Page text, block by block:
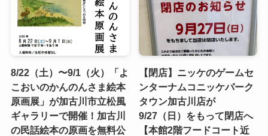
8/22（土）〜9/1（火）「よ
こおいのかんのんさま絵本
原画展」が加古川市立松風
ギャラリーで開催！加古川
の民話絵本の原画を無料公
【閉店】ニッケのゲームセ
ンターナムコニッケパーク
タウン加古川店が
9/27（日）をもって閉店へ
【本館2階フードコート近